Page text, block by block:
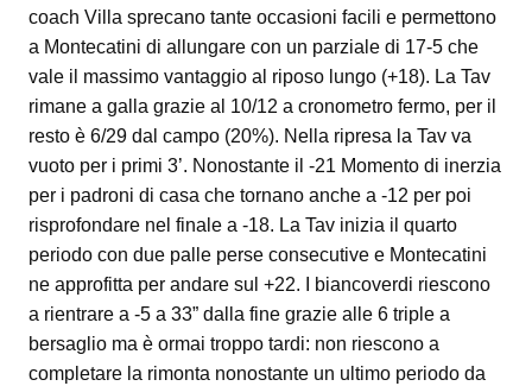
coach Villa sprecano tante occasioni facili e permettono
a Montecatini di allungare con un parziale di 17-5 che
vale il massimo vantaggio al riposo lungo (+18). La Tav
rimane a galla grazie al 10/12 a cronometro fermo, per il
resto è 6/29 dal campo (20%). Nella ripresa la Tav va
vuoto per i primi 3’. Nonostante il -21 Momento di inerzia
per i padroni di casa che tornano anche a -12 per poi
risprofondare nel finale a -18. La Tav inizia il quarto
periodo con due palle perse consecutive e Montecatini
ne approfitta per andare sul +22. I biancoverdi riescono
a rientrare a -5 a 33” dalla fine grazie alle 6 triple a
bersaglio ma è ormai troppo tardi: non riescono a
completare la rimonta nonostante un ultimo periodo da